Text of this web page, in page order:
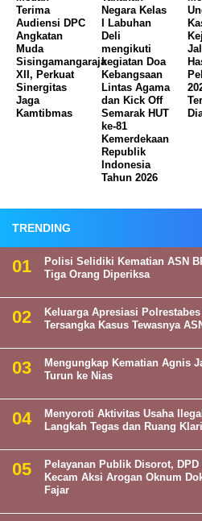
Terima
Audiensi DPC
Angkatan
Muda
Sisingamangaraja
XII, Perkuat
Sinergitas
Jaga
Kamtibmas
Negara Kelas
I Labuhan
Deli
mengikuti
kegiatan Doa
Kebangsaan
Lintas Agama
dan Kick Off
Semarak HUT
ke-81
Kemerdekaan
Republik
Indonesia
Tahun 2026
TRENDING
Polisi Selidiki Kematian ASN
Tiga Orang Diperiksa
Keluarga Apresiasi
Tersangka Kasus Tewasnya
Mengungkap Kematian Agnis
Turun ke Nias
Menyoroti Aktivitas Usaha
Langkah Tegas dan Ruang
Pelayanan Publik Disorot,
Kecam Aksi Arogan Oknum
Fajar